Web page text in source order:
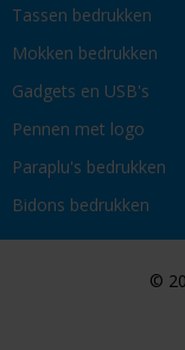
Tassen bedrukken
Mokken bedrukken
Gadgets en USB's
Pennen met logo
Paraplu's bedrukken
Bidons bedrukken
©